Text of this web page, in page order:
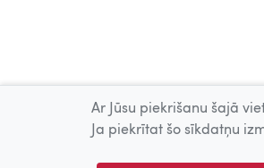
Ar Jūsu piekrišanu šajā
Ja piekrītat šo sīkdatņu